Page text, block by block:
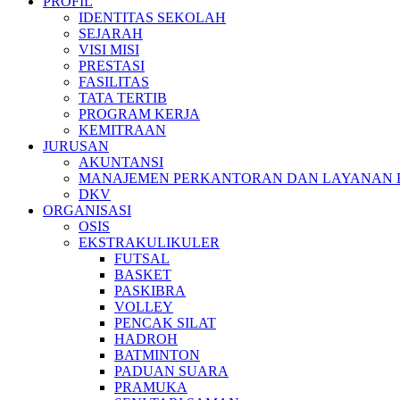
IDENTITAS SEKOLAH
SEJARAH
VISI MISI
PRESTASI
FASILITAS
TATA TERTIB
PROGRAM KERJA
KEMITRAAN
JURUSAN
AKUNTANSI
MANAJEMEN PERKANTORAN DAN LAYANAN
DKV
ORGANISASI
OSIS
EKSTRAKULIKULER
FUTSAL
BASKET
PASKIBRA
VOLLEY
PENCAK SILAT
HADROH
BATMINTON
PADUAN SUARA
PRAMUKA